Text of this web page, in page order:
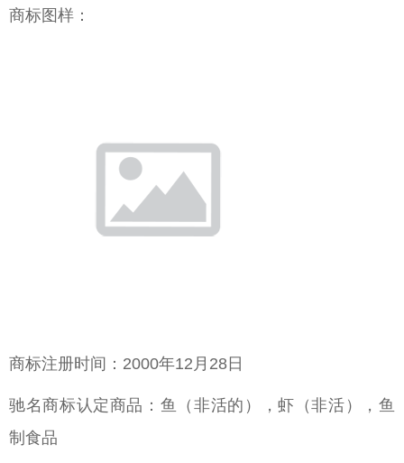
商标图样：
商标注册时间：2000年12月28日
驰名商标认定商品：鱼（非活的），虾（非活），鱼
制食品